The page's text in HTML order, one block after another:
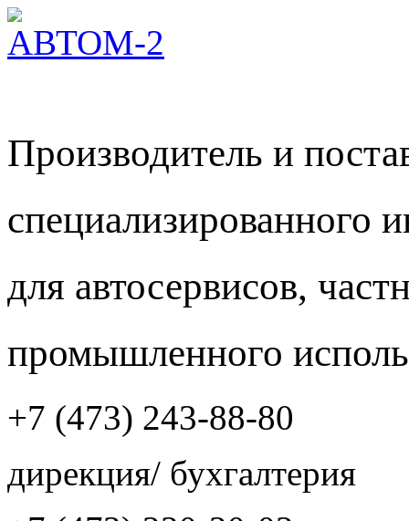
Производитель и
специализированного
для автосервисов,
промышленного
+7 (473) 243-88-80
дирекция/ бухгалтерия